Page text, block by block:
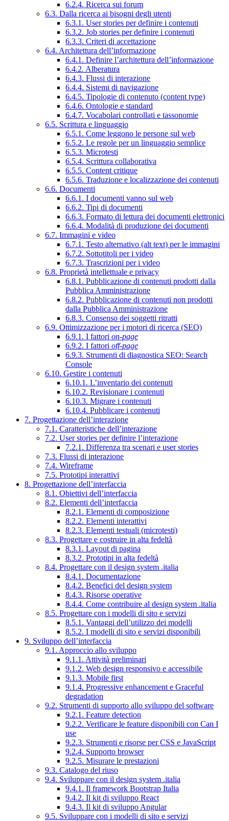
6.2.4. Ricerca sui forum
6.3. Dalla ricerca ai bisogni degli utenti
6.3.1. User stories per definire i contenuti
6.3.2. Job stories per definire i contenuti
6.3.3. Criteri di accettazione
6.4. Architettura dell’informazione
6.4.1. Definire l’architettura dell’informazione
6.4.2. Alberatura
6.4.3. Flussi di interazione
6.4.4. Sistemi di navigazione
6.4.5. Tipologie di contenuto (content type)
6.4.6. Ontologie e standard
6.4.7. Vocabolari controllati e tassonomie
6.5. Scrittura e linguaggio
6.5.1. Come leggono le persone sul web
6.5.2. Le regole per un linguaggio semplice
6.5.3. Microtesti
6.5.4. Scrittura collaborativa
6.5.5. Content critique
6.5.6. Traduzione e localizzazione dei contenuti
6.6. Documenti
6.6.1. I documenti vanno sul web
6.6.2. Tipi di documenti
6.6.3. Formato di lettura dei documenti elettronici
6.6.4. Modalità di produzione dei documenti
6.7. Immagini e video
6.7.1. Testo alternativo (alt text) per le immagini
6.7.2. Sottotitoli per i video
6.7.3. Trascrizioni per i video
6.8. Proprietà intellettuale e privacy
6.8.1. Pubblicazione di contenuti prodotti dalla
Pubblica Amministrazione
6.8.2. Pubblicazione di contenuti non prodotti
dalla Pubblica Amministrazione
6.8.3. Consenso dei soggetti ritratti
6.9. Ottimizzazione per i motori di ricerca (SEO)
6.9.1. I fattori on-page
6.9.2. I fattori off-page
6.9.3. Strumenti di diagnostica SEO: Search
Console
6.10. Gestire i contenuti
6.10.1. L’inventario dei contenuti
6.10.2. Revisionare i contenuti
6.10.3. Migrare i contenuti
6.10.4. Pubblicare i contenuti
7. Progettazione dell’interazione
7.1. Caratteristiche dell’interazione
7.2. User stories per definire l’interazione
7.2.1. Differenza tra scenari e user stories
7.3. Flussi di interazione
7.4. Wireframe
7.5. Prototipi interattivi
8. Progettazione dell’interfaccia
8.1. Obiettivi dell’interfaccia
8.2. Elementi dell’interfaccia
8.2.1. Elementi di composizione
8.2.2. Elementi interattivi
8.2.3. Elementi testuali (microtesti)
8.3. Progettare e costruire in alta fedeltà
8.3.1. Layout di pagina
8.3.2. Prototipi in alta fedeltà
8.4. Progettare con il design system .italia
8.4.1. Documentazione
8.4.2. Benefici del design system
8.4.3. Risorse operative
8.4.4. Come contribuire al design system .italia
8.5. Progettare con i modelli di sito e servizi
8.5.1. Vantaggi dell’utilizzo dei modelli
8.5.2. I modelli di sito e servizi disponibili
9. Sviluppo dell’interfaccia
9.1. Approccio allo sviluppo
9.1.1. Attività preliminari
9.1.2. Web design responsivo e accessibile
9.1.3. Mobile first
9.1.4. Progressive enhancement e Graceful
degradation
9.2. Strumenti di supporto allo sviluppo del software
9.2.1. Feature detection
9.2.2. Verificare le feature disponibili con Can I
use
9.2.3. Strumenti e risorse per CSS e JavaScript
9.2.4. Supporto browser
9.2.5. Misurare le prestazioni
9.3. Catalogo del riuso
9.4. Sviluppare con il design system .italia
9.4.1. Il framework Bootstrap Italia
9.4.2. Il kit di sviluppo React
9.4.3. Il kit di sviluppo Angular
9.5. Sviluppare con i modelli di sito e servizi